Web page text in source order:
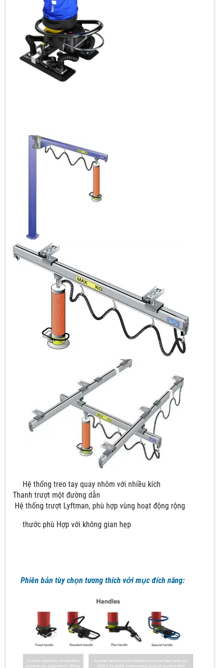
Hệ thống treo tay quay nhôm với nhiều kích
Thanh trượt một đường dẫn
Hệ thống trượt Lyftman, phù hợp vùng hoạt động rộng
thước phù Hợp với không gian hẹp
Phiên bản tùy chọn tương thích với mục đích nâng: